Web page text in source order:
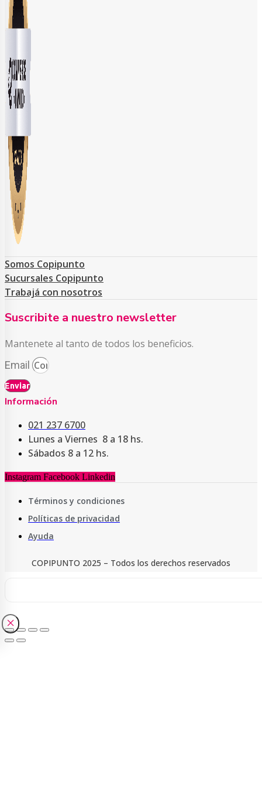
Somos Copipunto
Sucursales Copipunto
Trabajá con nosotros
Suscribite a nuestro newsletter
Mantenete al tanto de todos los beneficios.
Email
Enviar
Información
021 237 6700
Lunes a Viernes 8 a 18 hs.
Sábados 8 a 12 hs.
Instagram Facebook Linkedin
Términos y condiciones
Políticas de privacidad
Ayuda
COPIPUNTO 2025 – Todos los derechos reservados